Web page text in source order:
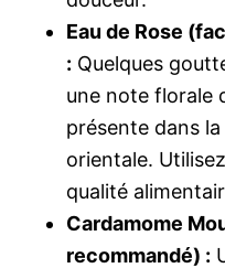
Eau de Rose
: Quelques
une note florale
présente dans
orientale.
qualité
Cardamome
recommandé) :